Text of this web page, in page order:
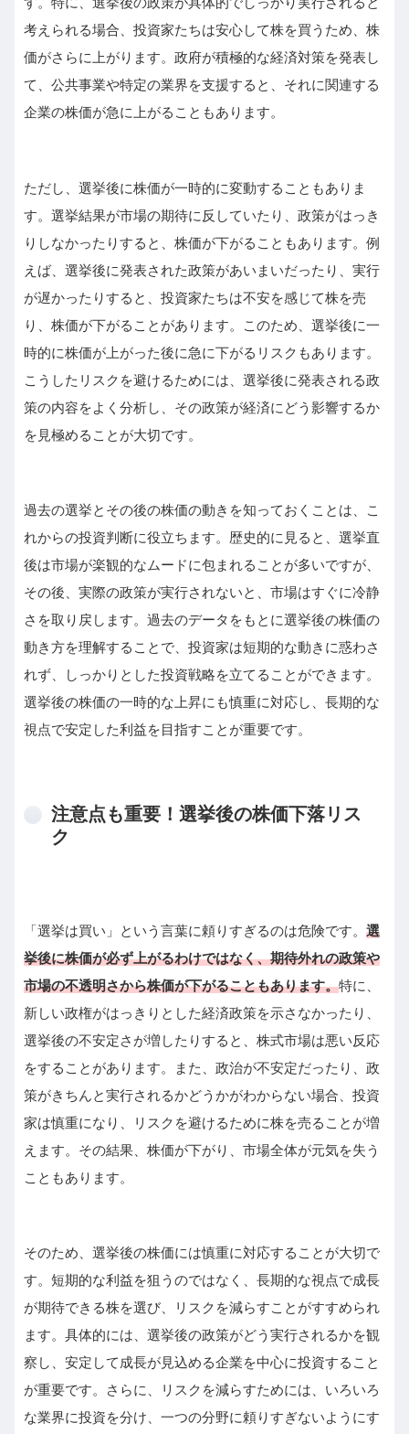
考えられる場合、投資家たちは安心して株を買うため、株
価がさらに上がります。政府が積極的な経済対策を発表し
て、公共事業や特定の業界を支援すると、それに関連する
企業の株価が急に上がることもあります。
ただし、選挙後に株価が一時的に変動することもありま
す。選挙結果が市場の期待に反していたり、政策がはっき
りしなかったりすると、株価が下がることもあります。例
えば、選挙後に発表された政策があいまいだったり、実行
が遅かったりすると、投資家たちは不安を感じて株を売
り、株価が下がることがあります。このため、選挙後に一
時的に株価が上がった後に急に下がるリスクもあります。
こうしたリスクを避けるためには、選挙後に発表される政
策の内容をよく分析し、その政策が経済にどう影響するか
を見極めることが大切です。
過去の選挙とその後の株価の動きを知っておくことは、こ
れからの投資判断に役立ちます。歴史的に見ると、選挙直
後は市場が楽観的なムードに包まれることが多いですが、
その後、実際の政策が実行されないと、市場はすぐに冷静
さを取り戻します。過去のデータをもとに選挙後の株価の
動き方を理解することで、投資家は短期的な動きに惑わさ
れず、しっかりとした投資戦略を立てることができます。
選挙後の株価の一時的な上昇にも慎重に対応し、長期的な
視点で安定した利益を目指すことが重要です。
注意点も重要！選挙後の株価下落リス
ク
「選挙は買い」という言葉に頼りすぎるのは危険です。 選
挙後に株価が必ず上がるわけではなく、期待外れの政策や
市場の不透明さから株価が下がることもあります。特に、
新しい政権がはっきりとした経済政策を示さなかったり、
選挙後の不安定さが増したりすると、株式市場は悪い反応
をすることがあります。また、政治が不安定だったり、政
策がきちんと実行されるかどうかがわからない場合、投資
家は慎重になり、リスクを避けるために株を売ることが増
えます。その結果、株価が下がり、市場全体が元気を失う
こともあります。
そのため、選挙後の株価には慎重に対応することが大切で
す。短期的な利益を狙うのではなく、長期的な視点で成長
が期待できる株を選び、リスクを減らすことがすすめられ
ます。具体的には、選挙後の政策がどう実行されるかを観
察し、安定して成長が見込める企業を中心に投資すること
が重要です。さらに、リスクを減らすためには、いろいろ
な業界に投資を分け、一つの分野に頼りすぎないようにす